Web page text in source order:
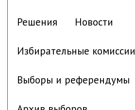
Решения Новости
Избирательные комиссии
Выборы и референдумы